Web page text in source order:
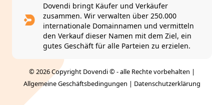
Dovendi bringt Käufer und Verkäufer
zusammen. Wir verwalten über 250.000
internationale Domainnamen und vermitteln
den Verkauf dieser Namen mit dem Ziel, ein
gutes Geschäft für alle Parteien zu erzielen.
© 2026 Copyright Dovendi © - alle Rechte vorbehalten |
Allgemeine Geschäftsbedingungen | Datenschutzerklärung